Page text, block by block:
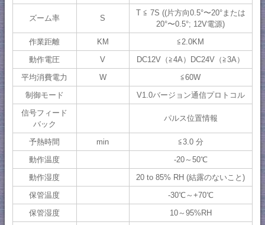
ズーム率 S
T ≦ 7S ((片方向0.5°〜20°または
20°〜0.5°; 12V電源)
作業距離
KM
≦2.0KM
動作電圧
V
DC12V（≧4A）DC24V（≧3A）
平均消費電力
W
≦60W
制御モード
V1.0バージョン通信プロトコル
信号フィード
バック
パルス位置情報
予熱時間 min
≦3.0 分
動作温度
-20～50℃
動作湿度
20 to 85% RH (結露のないこと)
保管温度
-30℃～+70℃
保管湿度
10～95%RH